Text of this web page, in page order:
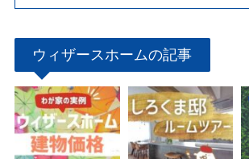
ウィザースホームの記事